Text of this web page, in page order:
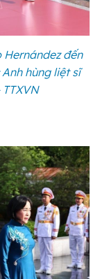
Hernández đến
hùng liệt sĩ